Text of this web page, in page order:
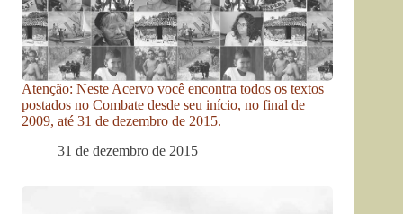
Atenção: Neste Acervo você encontra todos os textos
postados no Combate desde seu início, no final de
2009, até 31 de dezembro de 2015.
31 de dezembro de 2015